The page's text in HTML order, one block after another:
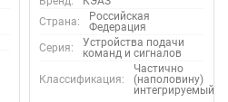
Страна:
Российская
Федерация
Серия:
Устройства подачи
команд и сигналов
Классификация:
Частично
(наполовину)
интегрируемый